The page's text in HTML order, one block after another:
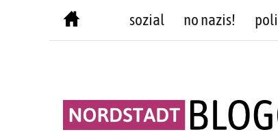
sozial no nazis!